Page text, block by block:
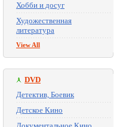
Хобби и досуг
Художественная
литература
View All
DVD
Детектив, Боевик
Детское Кино